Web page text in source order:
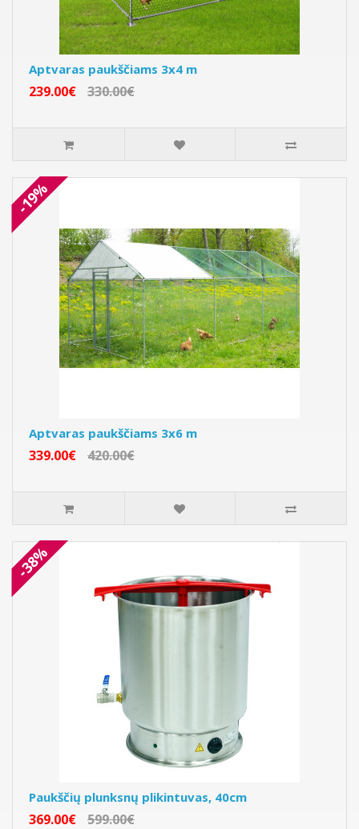
Aptvaras paukščiams 3x4 m
239.00€ 330.00€
-19%
Aptvaras paukščiams 3x6 m
339.00€ 420.00€
-38%
Paukščių plunksnų plikintuvas, 40cm
369.00€ 599.00€